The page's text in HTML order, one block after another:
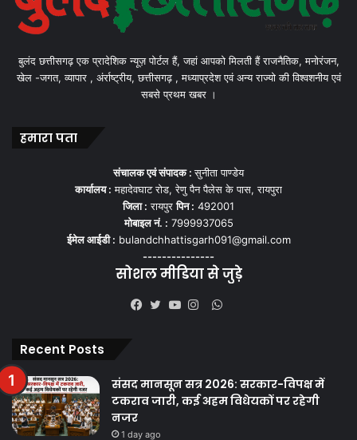
बुलंद छत्तीसगढ़ एक प्रादेशिक न्यूज़ पोर्टल हैं, जहां आपको मिलती हैं राजनैतिक, मनोरंजन,
खेल -जगत, व्यापार , अंर्राष्ट्रीय, छत्तीसगढ़ , मध्याप्रदेश एवं अन्य राज्यो की विश्वशनीय एवं
सबसे प्रथम खबर ।
हमारा पता
संचालक एवं संपादक :सुनीता पाण्डेय
कार्यालय : महादेवघाट रोड, रेणु पैन पैलेस के पास, रायपुरा
जिला : रायपुरपिन : 492001
मोबाइल नं. : 7999937065
ईमेल आईडी : bulandchhattisgarh091@gmail.com
---------------
सोशल मीडिया से जुड़े
WhatsApp
Recent Posts
संसद मानसून सत्र 2026: सरकार-विपक्ष में
टकराव जारी, कई अहम विधेयकों पर रहेगी
नजर
1 day ago